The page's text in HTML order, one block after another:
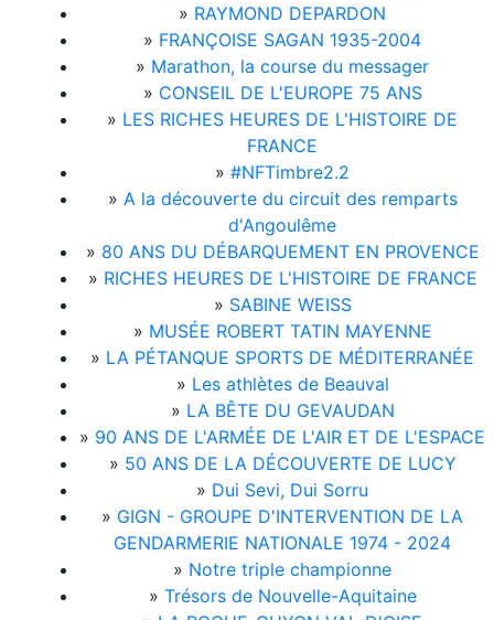
» RAYMOND DEPARDON
» FRANÇOISE SAGAN 1935-2004
» Marathon, la course du messager
» CONSEIL DE L'EUROPE 75 ANS
» LES RICHES HEURES DE L'HISTOIRE DE
FRANCE
» #NFTimbre2.2
» A la découverte du circuit des remparts
d'Angoulême
» 80 ANS DU DÉBARQUEMENT EN PROVENCE
» RICHES HEURES DE L'HISTOIRE DE FRANCE
» SABINE WEISS
» MUSÉE ROBERT TATIN MAYENNE
» LA PÉTANQUE SPORTS DE MÉDITERRANÉE
» Les athlètes de Beauval
» LA BÊTE DU GEVAUDAN
» 90 ANS DE L'ARMÉE DE L'AIR ET DE L'ESPACE
» 50 ANS DE LA DÉCOUVERTE DE LUCY
» Dui Sevi, Dui Sorru
» GIGN - GROUPE D'INTERVENTION DE LA
GENDARMERIE NATIONALE 1974 - 2024
» Notre triple championne
» Trésors de Nouvelle-Aquitaine